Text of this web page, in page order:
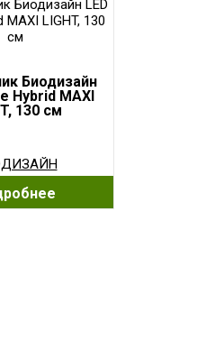
Биодизайн
Hybrid MAXI
130 см